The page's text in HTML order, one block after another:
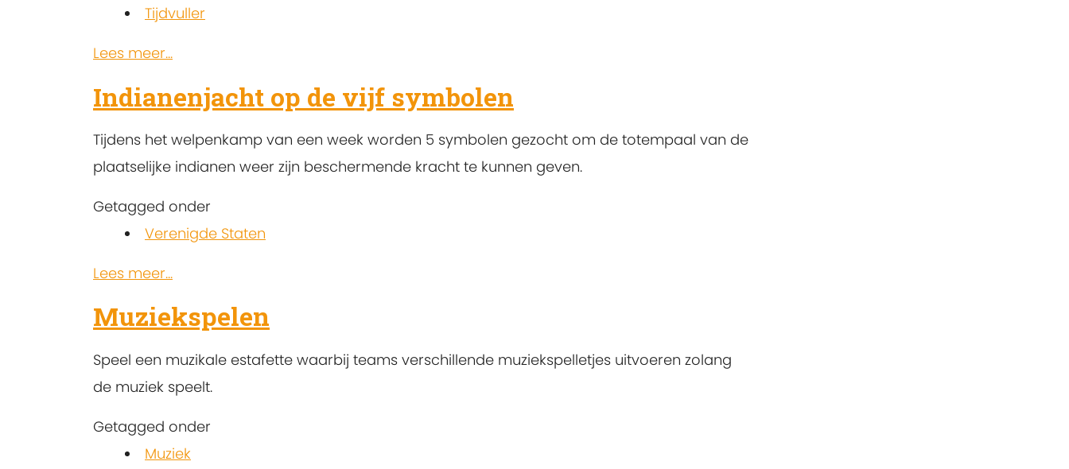
Tijdvuller
Lees meer...
Indianenjacht op de vijf symbolen
Tijdens het welpenkamp van een week worden 5 symbolen gezocht om de totempaal van de
plaatselijke indianen weer zijn beschermende kracht te kunnen geven.
Getagged onder
Verenigde Staten
Lees meer...
Muziekspelen
Speel een muzikale estafette waarbij teams verschillende muziekspelletjes uitvoeren zolang
de muziek speelt.
Getagged onder
Muziek